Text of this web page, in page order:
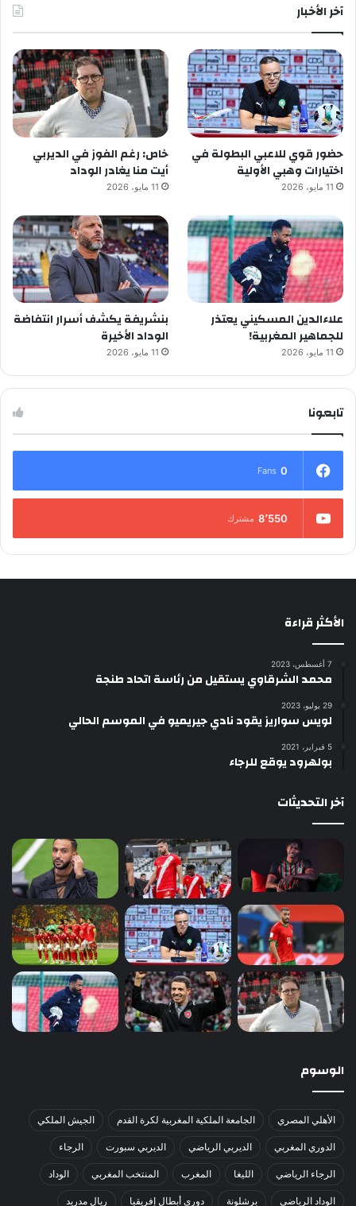
آخر الأخبار
حضور قوي للاعبي البطولة في
اختيارات وهبي الأولية
11 مايو، 2026
خاص: رغم الفوز في الديربي
أيت منا يغادر الوداد
11 مايو، 2026
علاءالدين المسكيني يعتذر
للجماهير المغربية!
11 مايو، 2026
بنشريفة يكشف أسرار انتفاضة
الوداد الأخيرة
11 مايو، 2026
تابعونا
0
Fans
8٬550 مشترك
الأكثر قراءة
7 أغسطس، 2023
محمد الشرقاوي يستقيل من رئاسة اتحاد طنجة
29 يوليو، 2023
لويس سواريز يقود نادي جيريميو في الموسم الحالي
5 فبراير، 2021
بولهرود يوقع للرجاء
آخر التحديثات
الوسوم
الأهلي المصري الجامعة الملكية المغربية لكرة القدم الجيش الملكي
الدوري المغربي الديربي الرياضي الديربي سبورت الرجاء
الرجاء الرياضي الليغا المغرب المنتخب المغربي الوداد
الوداد الرياضي برشلونة دوري أبطال إفريقيا ريال مدريد